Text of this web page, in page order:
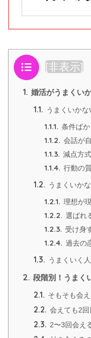
目次 [非表示]
1. 婚活がうまくい
1.1. うまくいか
1.1.1. 条件ば
1.1.2. 会話が
1.1.3. 減点方
1.1.4. 行動の
1.2. うまくいか
1.2.1. 理想が
1.2.2. 選ばれ
1.2.3. 受け身
1.2.4. 過去の
1.3. うまくいく
2. 段階別！うまく
2.1. そもそも会
2.2. 会えても2回
2.3. 2〜3回会え